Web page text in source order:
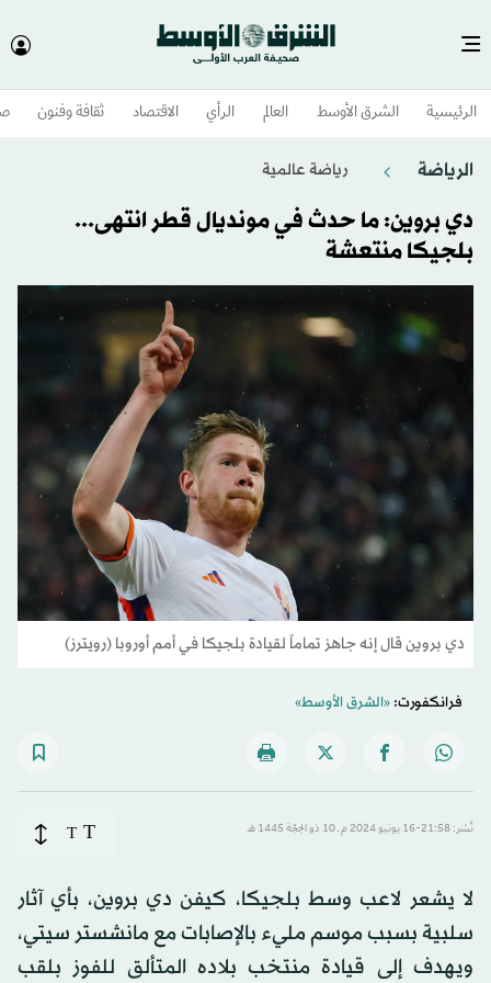
الرئيسية الشرق الأوسط​ العالم الرأي الاقتصاد ثقافة وفنون
الرياضة رياضة عالمية
دي بروين: ما حدث في مونديال قطر انتهى...
بلجيكا منتعشة
دي بروين قال إنه جاهز تماماً لقيادة بلجيكا في أمم أوروبا (رويترز)
فرانكفورت:«الشرق الأوسط»
نُشر: 21:58-16 يونيو 2024 م ـ 10 ذو الحِجّة 1445 هـ T
T
لا يشعر لاعب وسط بلجيكا، كيفن دي بروين، بأي آثار
سلبية بسبب موسم مليء بالإصابات مع مانشستر سيتي،
ويهدف إلى قيادة منتخب بلاده المتألق للفوز بلقب